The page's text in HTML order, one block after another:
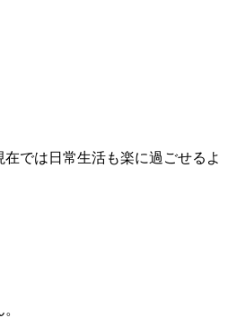
では日常生活も楽に過ごせるよ